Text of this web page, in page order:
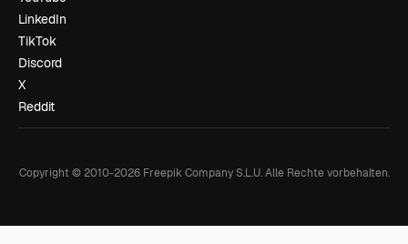
LinkedIn
TikTok
Discord
X
Reddit
Copyright © 2010-2026Freepik Company S.L.U. Alle Rechte vorbehalten.